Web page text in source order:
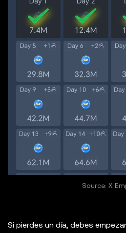
Source: X
Si pierdes un día, debes